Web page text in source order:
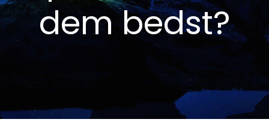
dem bedst?